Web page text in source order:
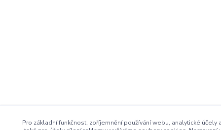
Pro základní funkčnost, zpříjemnění používání webu, analytické